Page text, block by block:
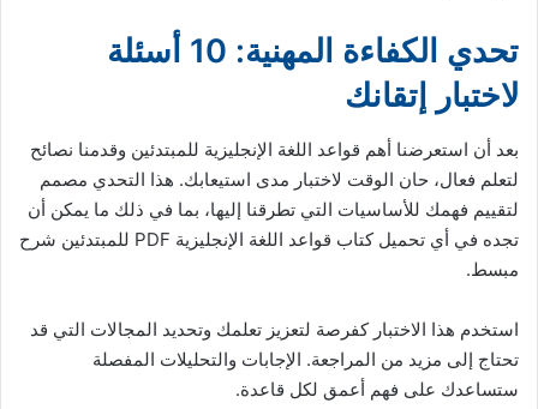
تحدي الكفاءة المهنية: 10 أسئلة
لاختبار إتقانك
بعد أن استعرضنا أهم قواعد اللغة الإنجليزية للمبتدئين وقدمنا نصائح
لتعلم فعال، حان الوقت لاختبار مدى استيعابك. هذا التحدي مصمم
لتقييم فهمك للأساسيات التي تطرقنا إليها، بما في ذلك ما يمكن أن
تجده في أي تحميل كتاب قواعد اللغة الإنجليزية PDF للمبتدئين شرح
مبسط.
استخدم هذا الاختبار كفرصة لتعزيز تعلمك وتحديد المجالات التي قد
تحتاج إلى مزيد من المراجعة. الإجابات والتحليلات المفصلة
ستساعدك على فهم أعمق لكل قاعدة.